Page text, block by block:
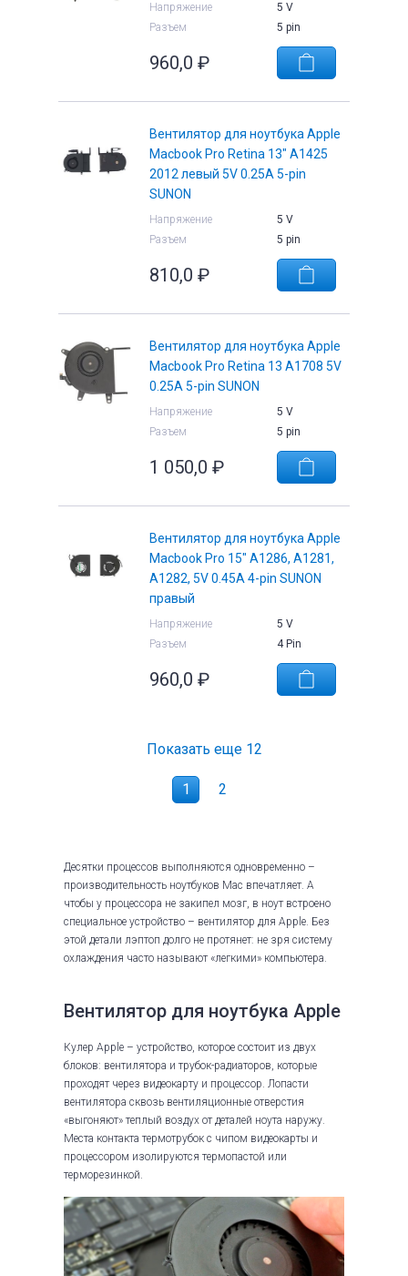
Напряжение
5 V
Разъем
5 pin
960,0 ₽
Вентилятор для ноутбука Apple
Macbook Pro Retina 13" A1425
2012 левый 5V 0.25A 5-pin
SUNON
Напряжение
5 V
Разъем
5 pin
810,0 ₽
Вентилятор для ноутбука Apple
Macbook Pro Retina 13 A1708 5V
0.25A 5-pin SUNON
Напряжение
5 V
Разъем
5 pin
1 050,0 ₽
Вентилятор для ноутбука Apple
Macbook Pro 15" A1286, A1281,
A1282, 5V 0.45A 4-pin SUNON
правый
Напряжение
5 V
Разъем
4 Pin
960,0 ₽
Показать еще 12
1 2
Десятки процессов выполняются одновременно –
производительность ноутбуков Mac впечатляет. А
чтобы у процессора не закипел мозг, в ноут встроено
специальное устройство – вентилятор для Apple. Без
этой детали лэптоп долго не протянет: не зря систему
охлаждения часто называют «легкими» компьютера.
Вентилятор для ноутбука Apple
Кулер Apple – устройство, которое состоит из двух
блоков: вентилятора и трубок-радиаторов, которые
проходят через видеокарту и процессор. Лопасти
вентилятора сквозь вентиляционные отверстия
«выгоняют» теплый воздух от деталей ноута наружу.
Места контакта термотрубок с чипом видеокарты и
процессором изолируются термопастой или
терморезинкой.